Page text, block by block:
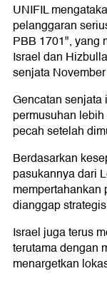
UNIFIL
pelanggaran
PBB 1701", yang
Israel dan
senjata
Gencatan senjata
permusuhan
pecah setelah
Berdasarkan
pasukannya dari
dianggap
Israel juga terus
terutama dengan
menargetkan